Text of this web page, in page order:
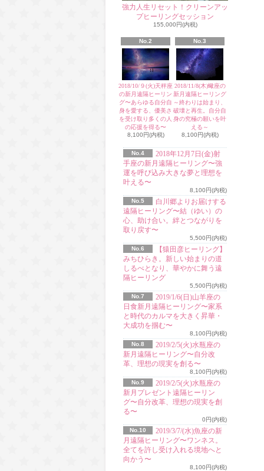
強力人生リセット！クリーンアッ
プヒーリングセッション
155,000円(内税)
No.2
2018/10/９(火)天秤座
の新月遠隔ヒーリン
グ〜あらゆる自分自
身を愛する、優美さ
を受け取り多くの人
の応援を得る〜
8,100円(内税)
No.3
2018/11/8(木)蠍座の
新月遠隔ヒーリング
～終わりは始まり、
破壊と再生。自分自
身の究極の願いを叶
える～
8,100円(内税)
No.4
2018年12月7日(金)射
手座の新月遠隔ヒーリング〜強
運を呼び込み大きな夢と理想を
叶える〜
8,100円(内税)
No.5
白川郷よりお届けする
遠隔ヒーリング〜結（ゆい）の
心、助け合い。絆とつながりを
取り戻す〜
5,500円(内税)
No.6
【猿田彦ヒーリング】
みちひらき。新しい始まりの道
しるべとなり、華やかに舞う遠
隔ヒーリング
5,500円(内税)
No.7
2019/1/6(日)山羊座の
日食新月遠隔ヒーリング〜家系
と時代のカルマを大きく昇華・
大成功を掴む〜
8,100円(内税)
No.8
2019/2/5(火)水瓶座の
新月遠隔ヒーリング〜自分改
革、理想の現実を創る〜
8,100円(内税)
No.9
2019/2/5(火)水瓶座の
新月プレゼント遠隔ヒーリン
グ〜自分改革、理想の現実を創
る〜
0円(内税)
No.10
2019/3/7/(水)魚座の新
月遠隔ヒーリング〜ワンネス。
全てを許し受け入れる境地へと
向かう〜
8,100円(内税)